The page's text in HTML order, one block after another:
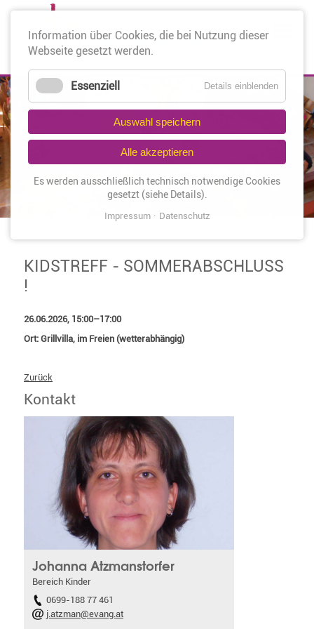
KIDSTREFF - SOMMERABSCHLUSS
!
26.06.2026, 15:00–17:00
Ort: Grillvilla, im Freien (wetterabhängig)
Zurück
Kontakt
Johanna Atzmanstorfer
Bereich Kinder
0699-188 77 461
j.atzman@evang.at
Information über Cookies, die bei Nutzung dieser
Webseite gesetzt werden.
Essenziell Details einblenden
Auswahl speichern
Alle akzeptieren
Es werden ausschließlich technisch notwendige Cookies
gesetzt (siehe Details).
Impressum Datenschutz